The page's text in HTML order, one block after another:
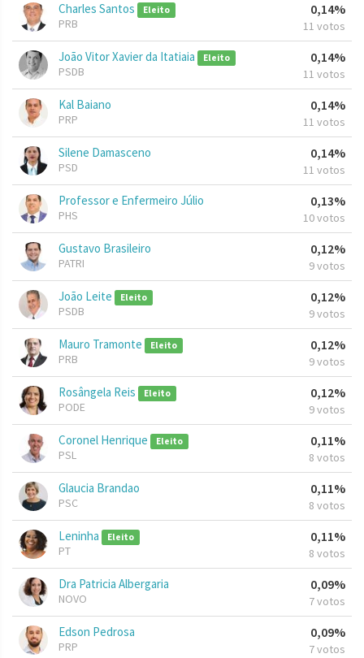
Charles Santos Eleito
PRB
0,14%
11 votos
João Vitor Xavier da Itatiaia Eleito
PSDB
0,14%
11 votos
Kal Baiano
PRP
0,14%
11 votos
Silene Damasceno
PSD
0,14%
11 votos
Professor e Enfermeiro Júlio
PHS
0,13%
10 votos
Gustavo Brasileiro
PATRI
0,12%
9 votos
João Leite Eleito
PSDB
0,12%
9 votos
Mauro Tramonte Eleito
PRB
0,12%
9 votos
Rosângela Reis Eleito
PODE
0,12%
9 votos
Coronel Henrique Eleito
PSL
0,11%
8 votos
Glaucia Brandao
PSC
0,11%
8 votos
Leninha Eleito
PT
0,11%
8 votos
Dra Patricia Albergaria
NOVO
0,09%
7 votos
Edson Pedrosa
PRP
0,09%
7 votos